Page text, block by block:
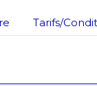
Tarifs/